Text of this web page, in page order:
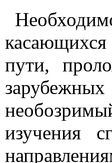
пути,
изучения